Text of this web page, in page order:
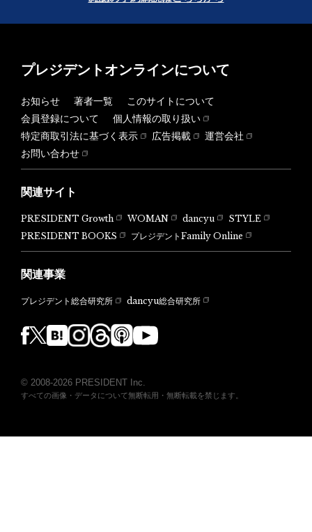
プレジデントオンラインについて
お知らせ 著者一覧
このサイトについて
会員登録について
個人情報の取り扱い
特定商取引法に基づく表示
広告掲載
運営会社
お問い合わせ
関連サイト
PRESIDENT Growth WOMAN dancyu
STYLE
PRESIDENT BOOKS
プレジデントFamily Online
関連事業
プレジデント総合研究所 dancyu総合研究所
© 2008-2026 PRESIDENT Inc.
すべての画像・データについて無断転用・無断転載を禁じます。